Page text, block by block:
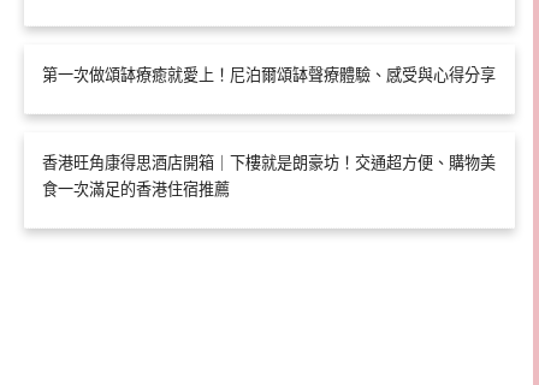
第一次做頌缽療癒就愛上！尼泊爾頌缽聲療體驗、感受與心得分享
香港旺角康得思酒店開箱｜下樓就是朗豪坊！交通超方便、購物美
食一次滿足的香港住宿推薦